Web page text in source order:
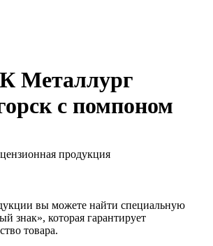
Металлург
с помпоном
продукция
вы можете найти специальную
знак», которая гарантирует
товара.